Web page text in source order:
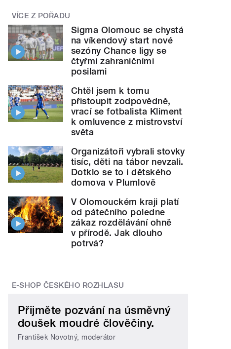
VÍCE Z POŘADU
Sigma Olomouc se chystá
na víkendový start nové
sezóny Chance ligy se
čtyřmi zahraničními
posilami
Chtěl jsem k tomu
přistoupit zodpovědně,
vrací se fotbalista Kliment
k omluvence z mistrovství
světa
Organizátoři vybrali stovky
tisíc, děti na tábor nevzali.
Dotklo se to i dětského
domova v Plumlově
V Olomouckém kraji platí
od pátečního poledne
zákaz rozdělávání ohně
v přírodě. Jak dlouho
potrvá?
E-SHOP ČESKÉHO ROZHLASU
Přijměte pozvání na úsměvný
doušek moudré člověčiny.
František Novotný, moderátor